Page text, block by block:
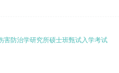
害防治学研究所硕士班甄试入学考试